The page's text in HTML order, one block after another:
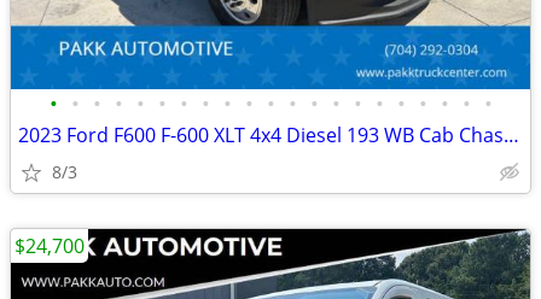
• • • • • • • • • • • • • • • • • • • • •
2023 Ford F600 F-600 XLT 4x4 Diesel 193 WB Cab Chassis Fully Loaded
8/3
$24,700